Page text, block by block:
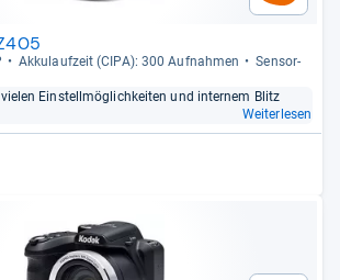
Akku­lauf­zeit (CIPA): 300 Auf­nah­men
Sen­sor­
Ein­stell­mög­lich­kei­ten und inter­nem Blitz
Weiterlesen